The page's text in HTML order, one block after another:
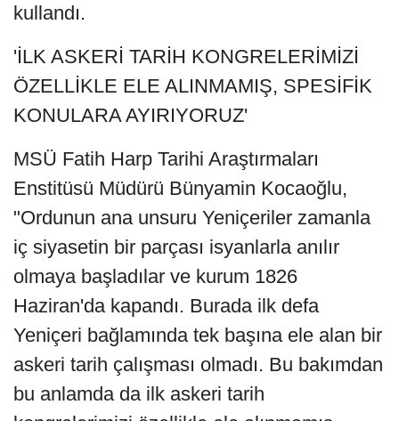
kullandı.
'İLK ASKERİ TARİH KONGRELERİMİZİ
ÖZELLİKLE ELE ALINMAMIŞ, SPESİFİK
KONULARA AYIRIYORUZ'
MSÜ Fatih Harp Tarihi Araştırmaları
Enstitüsü Müdürü Bünyamin Kocaoğlu,
"Ordunun ana unsuru Yeniçeriler zamanla
iç siyasetin bir parçası isyanlarla anılır
olmaya başladılar ve kurum 1826
Haziran'da kapandı. Burada ilk defa
Yeniçeri bağlamında tek başına ele alan bir
askeri tarih çalışması olmadı. Bu bakımdan
bu anlamda da ilk askeri tarih